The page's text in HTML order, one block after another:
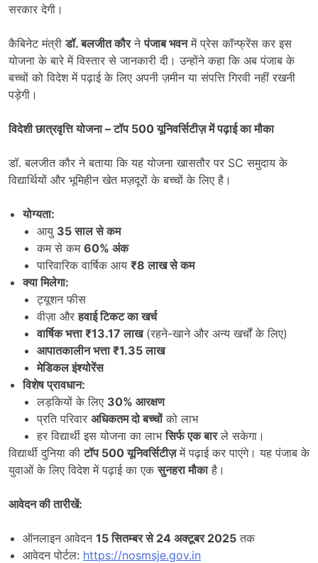
सरकार देगी।
कैबिनेट मंत्रीडॉ. बलजीत कौरनेपंजाब भवनमें प्रेस कॉन्फ्रेंस कर इस
योजना के बारे में विस्तार से जानकारी दी। उन्होंने कहा कि अब पंजाब के
बच्चों को विदेश में पढ़ाई के लिए अपनी ज़मीन या संपत्ति गिरवी नहीं रखनी
पड़ेगी।
विदेशी छात्रवृत्ति योजना–टॉप 500यूनिवर्सिटीज़ में पढ़ाई का मौका
डॉ. बलजीत कौर ने बताया कि यह योजना खासतौर पर SC समुदाय के
विद्यार्थियों और भूमिहीन खेत मज़दूरों के बच्चों के लिए है।
योग्यता:
आयु 35साल से कम
कम से कम 60% अंक
पारिवारिक वार्षिक आय ₹8लाख से कम
क्या मिलेगा:
ट्यूशन फीस
वीज़ा औरहवाई टिकट का खर्च
वार्षिक भत्ता₹13.17लाख(रहने-खाने और अन्य खर्चों के लिए)
आपातकालीन भत्ता₹1.35लाख
मेडिकल इंश्योरेंस
विशेष प्रावधान:
लड़कियों के लिए 30% आरक्षण
प्रति परिवार अधिकतम दो बच्चोंको लाभ
हर विद्यार्थी इस योजना का लाभसिर्फ एक बारले सकेगा।
विद्यार्थी दुनिया कीटॉप 500यूनिवर्सिटीज़में पढ़ाई कर पाएंगे। यह पंजाब के
युवाओं के लिए विदेश में पढ़ाई का एकसुनहरा मौकाहै।
आवेदन की तारीखें:
ऑनलाइन आवेदन 15सितम्बर से 24 अक्टूबर 2025 तक
आवेदन पोर्टल: https://nosmsje.gov.in